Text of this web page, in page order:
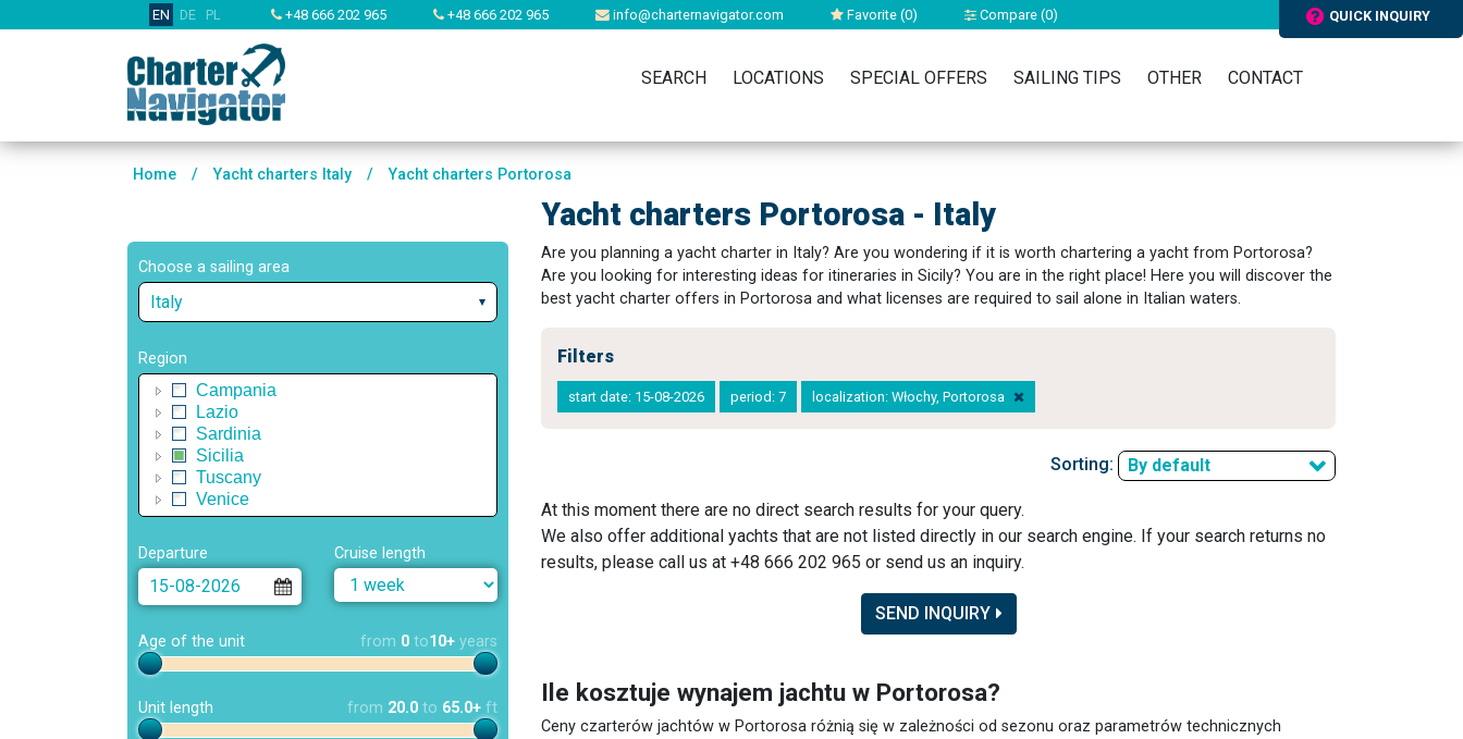
EN DE PL +48 666 202 965 +48 666 202 965 info@charternavigator.com Favorite (0) Compare (0) QUICK INQUIRY
SEARCH LOCATIONS SPECIAL OFFERS SAILING TIPS OTHER CONTACT
Home / Yacht charters Italy / Yacht charters Portorosa
Yacht charters Portorosa - Italy
Choose a sailing area
Italy
Region
Campania
Lazio
Sardinia
Sicilia
Tuscany
Venice
Departure Cruise length
Age of the unit from 0 to10+ years
Unit length from 20.0 to 65.0+ ft
Are you planning a yacht charter in Italy? Are you wondering if it is worth chartering a yacht from Portorosa?
Are you looking for interesting ideas for itineraries in Sicily? You are in the right place! Here you will discover the
best yacht charter offers in Portorosa and what licenses are required to sail alone in Italian waters.
Filters
start date: 15-08-2026 period: 7 localization: Włochy, Portorosa
Sorting: By default
At this moment there are no direct search results for your query.
We also offer additional yachts that are not listed directly in our search engine. If your search returns no
results, please call us at +48 666 202 965 or send us an inquiry.
SEND INQUIRY
Ile kosztuje wynajem jachtu w Portorosa?
Ceny czarterów jachtów w Portorosa różnią się w zależności od sezonu oraz parametrów technicznych